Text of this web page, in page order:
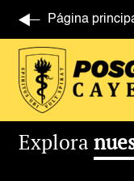
Página
Explora